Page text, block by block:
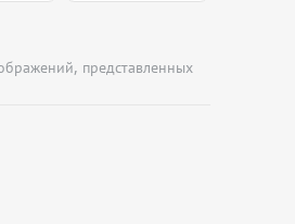
представленных